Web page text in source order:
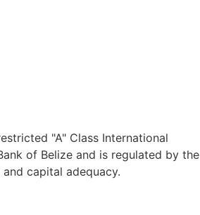
"A" Class International
of Belize and is regulated by the
capital adequacy.